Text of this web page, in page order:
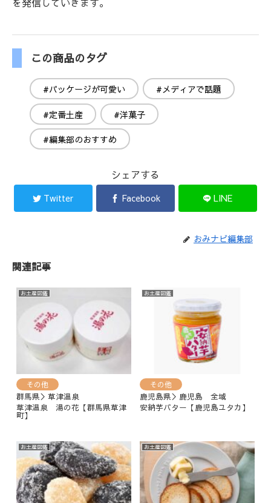
この商品のタグ
#パッケージが可愛い #メディアで話題
#定番土産 #洋菓子
#編集部のおすすめ
シェアする
Twitter Facebook LINE
おみナビ編集部
関連記事
お土産図鑑
その他
群馬県＞草津温泉
草津温泉 湯の花【群馬県草津
町】
お土産図鑑
その他
鹿児島県＞鹿児島 全域
安納芋バター【鹿児島ユタカ】
お土産図鑑 お土産図鑑